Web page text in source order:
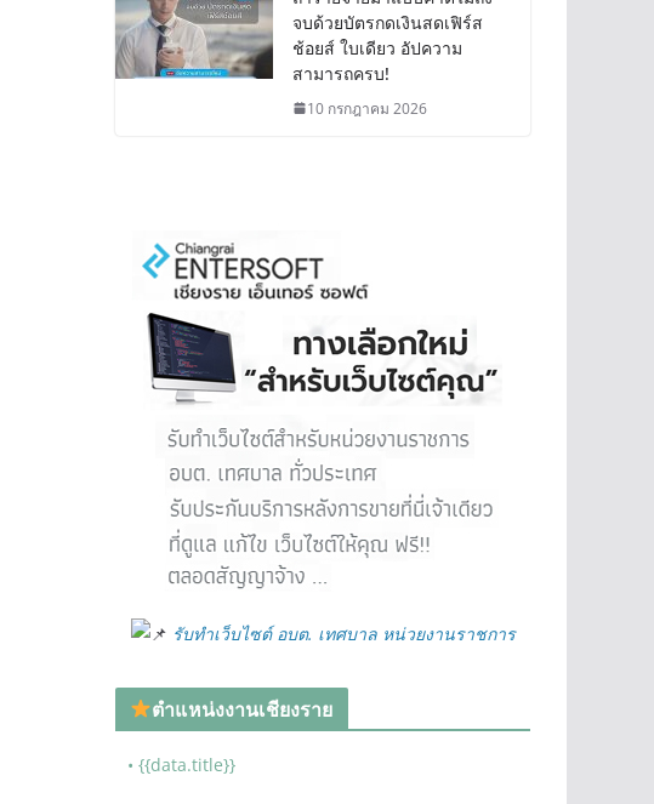
จบด้วยบัตรกดเงินสดเฟิร์ส
ช้อยส์ ใบเดียว อัปความ
สามารถครบ!
10 กรกฎาคม 2026
รับทำเว็บไซต์ อบต. เทศบาล หน่วยงานราชการ
ตำแหน่งงานเชียงราย
• {{data.title}}